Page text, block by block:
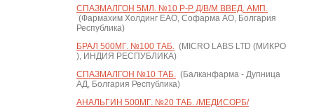
СПАЗМАЛГОН 5МЛ. №10 Р-Р Д/В/М ВВЕД. АМП.
(Фармахим Холдинг ЕАО, Софарма АО, Болгария
Республика)
БРАЛ 500МГ. №100 ТАБ.(MICRO LABS LTD (МИКРО
), ИНДИЯ РЕСПУБЛИКА)
СПАЗМАЛГОН №10 ТАБ.(Балканфарма - Дупница
АД, Болгария Республика)
АНАЛЬГИН 500МГ. №20 ТАБ. /МЕДИСОРБ/